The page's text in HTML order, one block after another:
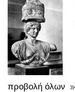
προβολή όλων